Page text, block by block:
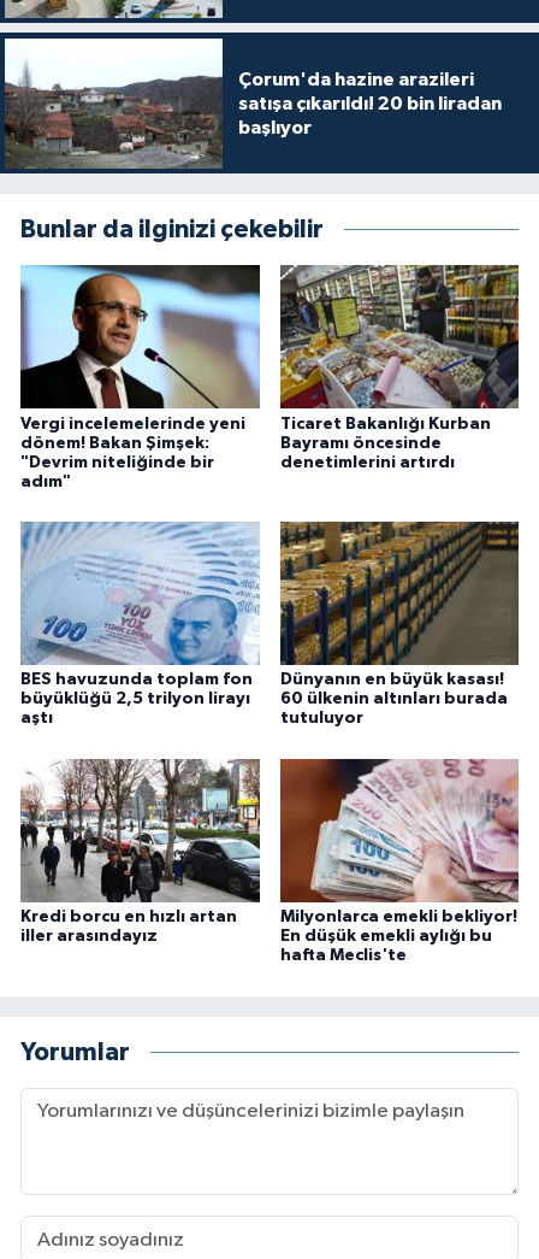
Çorum'da hazine arazileri
satışa çıkarıldı! 20 bin liradan
başlıyor
Bunlar da ilginizi çekebilir
Vergi incelemelerinde yeni
dönem! Bakan Şimşek:
"Devrim niteliğinde bir
adım"
Ticaret Bakanlığı Kurban
Bayramı öncesinde
denetimlerini artırdı
BES havuzunda toplam fon
büyüklüğü 2,5 trilyon lirayı
aştı
Dünyanın en büyük kasası!
60 ülkenin altınları burada
tutuluyor
Kredi borcu en hızlı artan
iller arasındayız
Milyonlarca emekli bekliyor!
En düşük emekli aylığı bu
hafta Meclis'te
Yorumlar